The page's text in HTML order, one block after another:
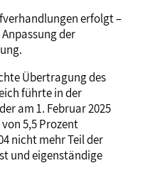
erfolgt –
der
Übertragung des
führte in der
am 1. Februar 2025
5,5 Prozent
nicht mehr Teil der
und eigenständige